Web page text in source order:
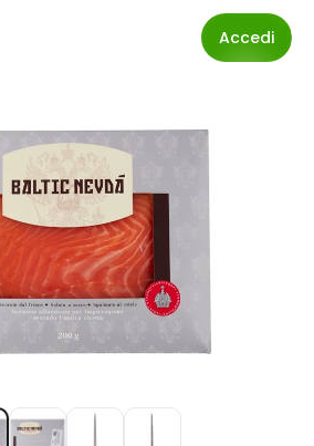
Accedi